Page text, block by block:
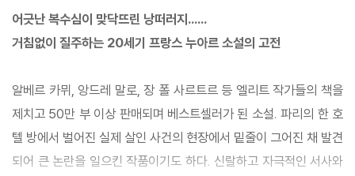
어긋난 복수심이 맞닥뜨린 낭떠러지……
거침없이 질주하는 20세기 프랑스 누아르 소설의 고전
알베르 카뮈, 앙드레 말로, 장 폴 사르트르 등 엘리트 작가들의 책을
제치고 50만 부 이상 판매되며 베스트셀러가 된 소설. 파리의 한 호
텔 방에서 벌어진 실제 살인 사건의 현장에서 밑줄이 그어진 채 발견
되어 큰 논란을 일으킨 작품이기도 하다. 신랄하고 자극적인 서사와